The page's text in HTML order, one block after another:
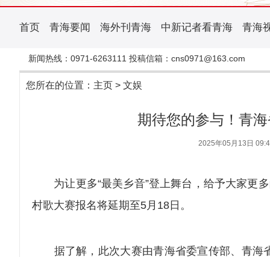
首页 青海要闻 海外刊青海 中新记者看青海 青海
新闻热线：0971-6263111 投稿信箱：cns0971@163.com
您所在的位置： 主页 > 文娱
期待您的参与！青
2025年05月13日
为让更多“最美乡音”登上舞台，给予大家更
村歌大赛报名将延期至5月18日。
据了解，此次大赛由青海省委宣传部、青海